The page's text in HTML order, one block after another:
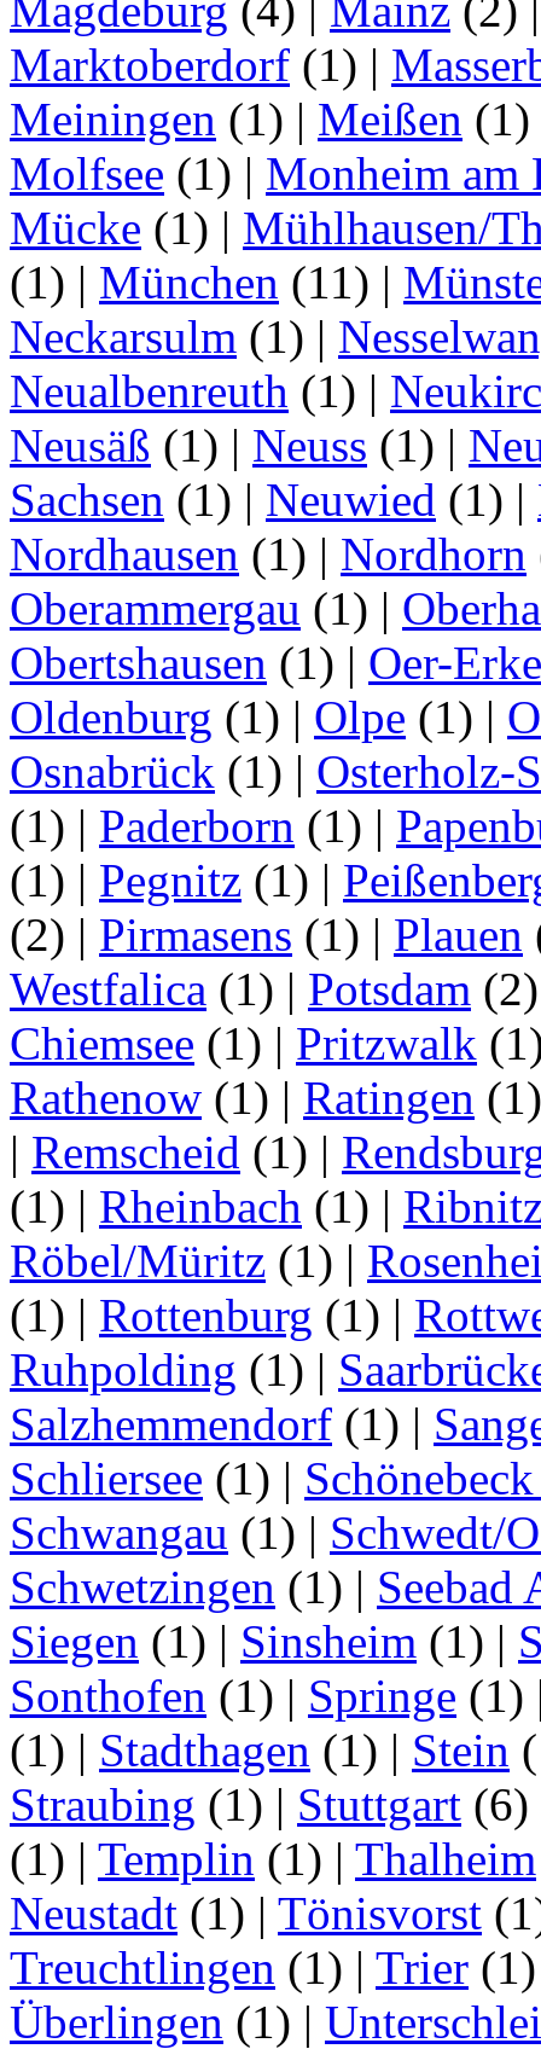
Marktoberdorf (1) |
Meiningen (1) | Meißen (1)
Molfsee (1) | Monheim am
Mücke (1) | Mühlhausen/
(1) | München (11) |
Neckarsulm (1) |
Neualbenreuth (1) |
Neusäß (1) | Neuss (1) |
Sachsen (1) | Neuwied (1) |
Nordhausen (1) | Nordhorn
Oberammergau (1) |
Obertshausen (1) | Oer-
Oldenburg (1) | Olpe (1) |
Osnabrück (1) | Osterholz-
(1) | Paderborn (1) |
(1) | Pegnitz (1) |
(2) | Pirmasens (1) | Plauen
Westfalica (1) | Potsdam
Chiemsee (1) | Pritzwalk
Rathenow (1) | Ratingen
| Remscheid (1) |
(1) | Rheinbach (1) |
Röbel/Müritz (1) |
(1) | Rottenburg (1) |
Ruhpolding (1) |
Salzhemmendorf (1) |
Schliersee (1) |
Schwangau (1) | Schwedt/
Schwetzingen (1) | Seebad
Siegen (1) | Sinsheim (1) |
Sonthofen (1) | Springe (1)
(1) | Stadthagen (1) | Stein
Straubing (1) | Stuttgart (6)
(1) | Templin (1) | Thalheim
Neustadt (1) | Tönisvorst
Treuchtlingen (1) | Trier
Überlingen (1) |